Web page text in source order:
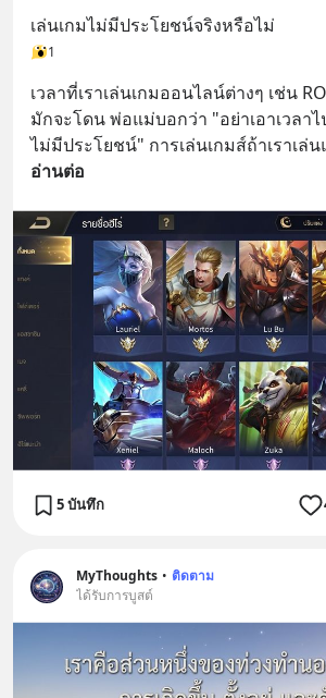
เล่นเกมไม่มีประโยชน์จริงหรือไม่
1
เวลาที่เราเล่นเกมออนไลน์ต่างๆ เช่น
มักจะโดน พ่อแม่บอกว่า "อย่าเอาเวลาไ
ไม่มีประโยชน์" การเล่นเกมส์ถ้าเราเล่
อ่านต่อ
5 บันทึก
MyThoughts • ติดตาม
ได้รับการบูสต์